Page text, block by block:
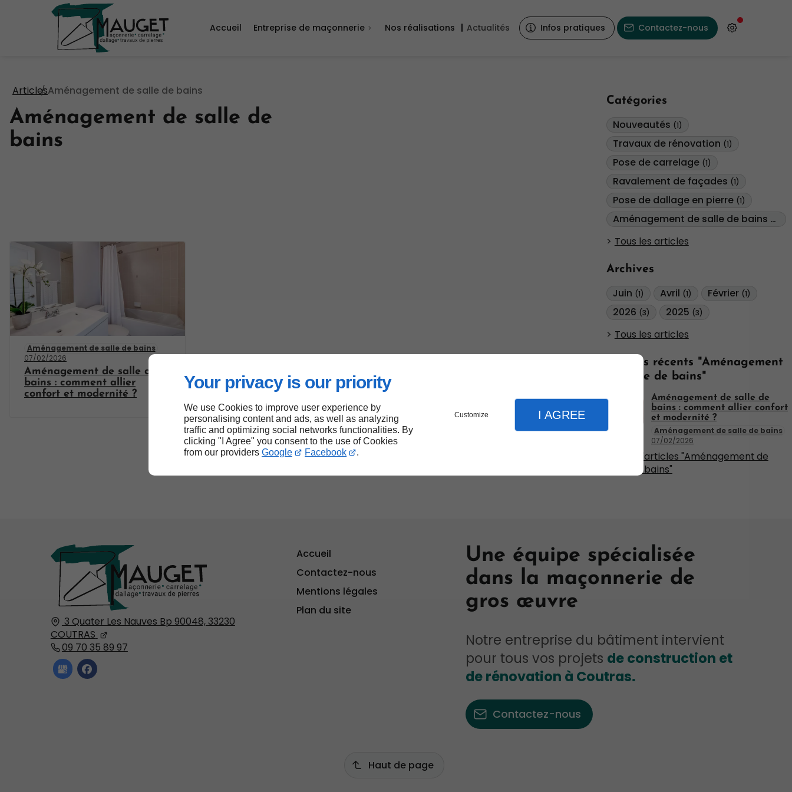
Your privacy is our priority
We use Cookies to improve user experience by
personalising content and ads, as well as analyzing
traffic and optimizing social networks functionalities. By
clicking "I Agree" you consent to the use of Cookies
from our providers Google Facebook .
Customize I AGREE
Accueil Entreprise de maçonnerie Nos réalisations Actualités Infos pratiques Contactez-nous
Catégories
Nouveautés (1)
Travaux de rénovation (1)
Pose de carrelage (1)
Ravalement de façades (1)
Pose de dallage en pierre (1)
Aménagement de salle de bains
(1)
Tous les articles
Archives
Juin (1) Avril (1) Février (1)
2026 (3) 2025 (3)
Tous les articles
Articles récents "Aménagement
de salle de bains"
Aménagement de salle de bains
07/02/2026
Aménagement de salle de
bains : comment allier confort
et modernité ?
Plus d'articles "Aménagement de
salle de bains"
ArticlesAménagement de salle de bains
Aménagement de salle de
bains
Aménagement de salle de bains
07/02/2026
Aménagement de salle de
bains : comment allier
confort et modernité ?
3 Quater Les Nauves Bp 90048,33230
COUTRAS
09 70 35 89 97
Accueil
Contactez-nous
Mentions légales
Plan du site
Une équipe spécialisée
dans la maçonnerie de
gros œuvre
Notre entreprise du bâtiment intervient
pour tous vos projets de construction et
de rénovation à Coutras.
Contactez-nous
Haut de page